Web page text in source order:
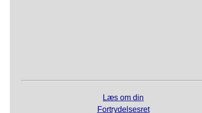
Læs om din
Fortrydelsesret